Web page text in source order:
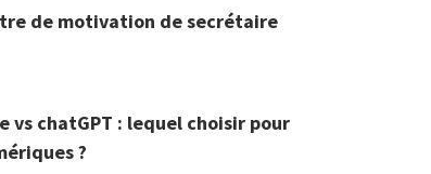
de motivation de secrétaire
vs chatGPT : lequel choisir pour
?